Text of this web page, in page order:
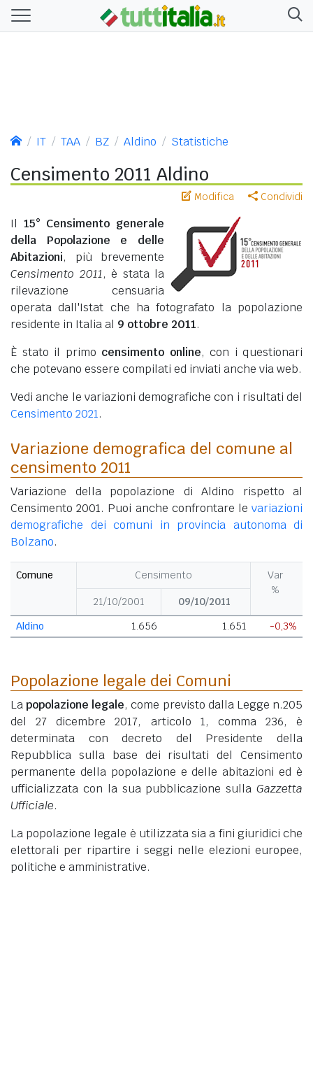
IT TAA BZ Aldino Statistiche
Censimento 2011 Aldino
Modifica Condividi
Il 15° Censimento generale
della Popolazione e delle
Abitazioni, più brevemente
Censimento 2011, è stata la
rilevazione censuaria
operata dall'Istat che ha fotografato la popolazione
residente in Italia al 9 ottobre 2011.
È stato il primo censimento online, con i questionari
che potevano essere compilati ed inviati anche via web.
Vedi anche le variazioni demografiche con i risultati del
Censimento 2021.
Variazione demografica del comune al
censimento 2011
Variazione della popolazione di Aldino rispetto al
Censimento 2001. Puoi anche confrontare le variazioni
demografiche dei comuni in provincia autonoma di
Bolzano.
Comune Censimento
Var
%
21/10/2001
09/10/2011
Aldino
1.656 1.651 -0,3%
Popolazione legale dei Comuni
Lapopolazione legale, come previsto dalla Legge n.205
del 27 dicembre 2017, articolo 1, comma 236, è
determinata con decreto del Presidente della
Repubblica sulla base dei risultati del Censimento
permanente della popolazione e delle abitazioni ed è
ufficializzata con la sua pubblicazione sulla Gazzetta
Ufficiale.
La popolazione legale è utilizzata sia a fini giuridici che
elettorali per ripartire i seggi nelle elezioni europee,
politiche e amministrative.